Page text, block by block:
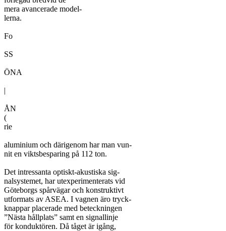
mera avancerade model-
lerna.
Fo
SS
ÖNA
|
ÅN
(
rie
aluminium och därigenom har man vun-
nit en viktsbesparing på 112 ton.
Det intressanta optiskt-akustiska sig-
nalsystemet, har utexperimenterats vid
Göteborgs spårvägar och konstruktivt
utformats av ASEA. I vagnen äro tryck-
knappar placerade med beteckningen
”Nästa hållplats” samt en signallinje
för konduktören. Då tåget är igång,